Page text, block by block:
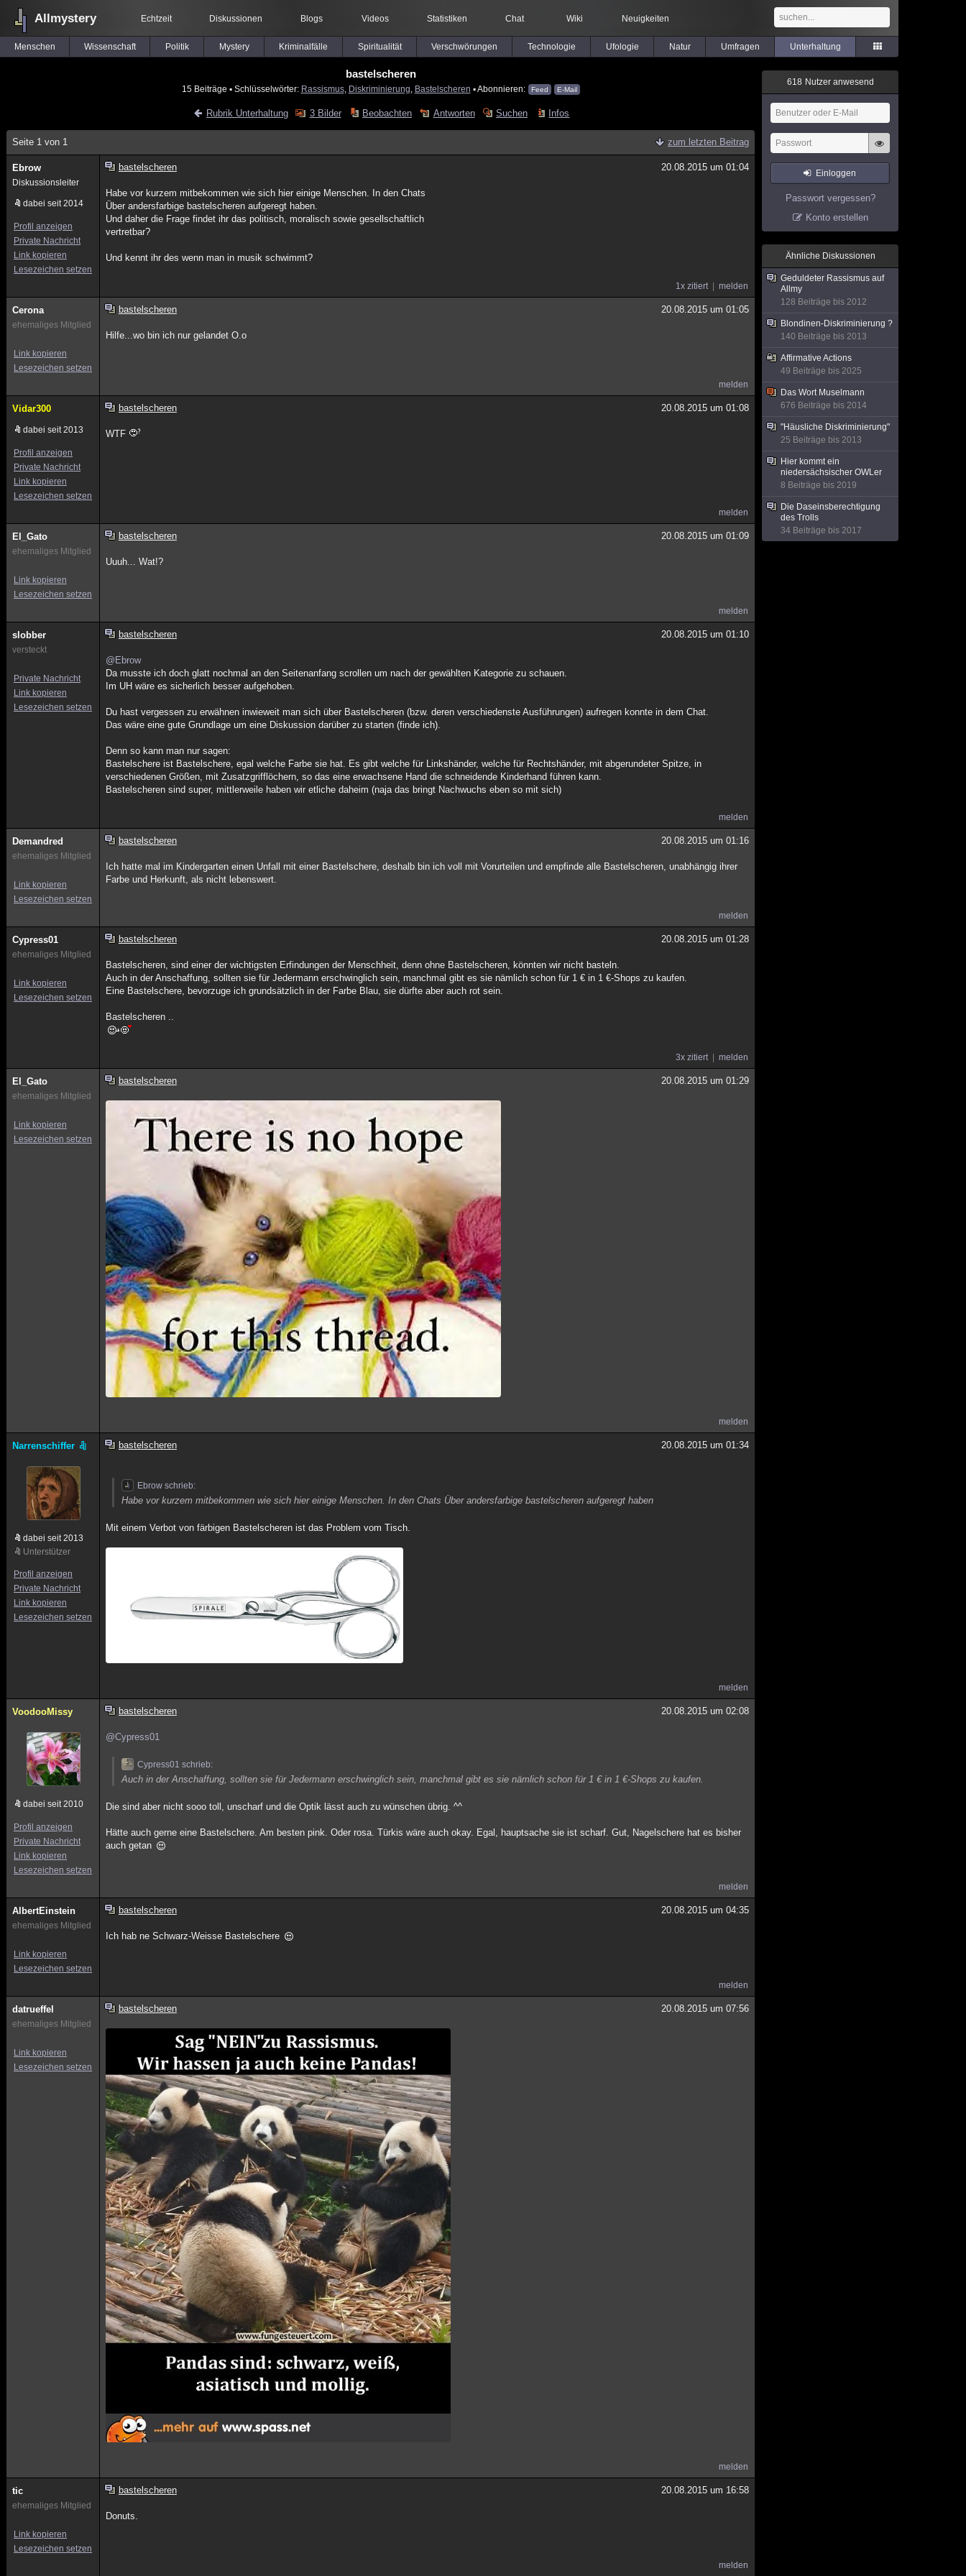
Allmystery Echtzeit Diskussionen Blogs Videos Statistiken Chat Wiki Neuigkeiten
Menschen Wissenschaft Politik Mystery Kriminalfälle Spiritualität Verschwörungen Technologie Ufologie Natur Umfragen Unterhaltung
bastelscheren
15 Beiträge ▪ Schlüsselwörter: Rassismus, Diskriminierung Bastelscheren ▪ Abonnieren: Feed E-Mail
Rubrik Unterhaltung 3 Bilder Beobachten Antworten Suchen Infos
Seite 1 von 1 zum letzten Beitrag
Ebrow
Diskussionsleiter
dabei seit 2014
Profil anzeigen
Private Nachricht
Link kopieren
Lesezeichen setzen
bastelscheren 20.08.2015 um 01:04
Habe vor kurzem mitbekommen wie sich hier einige Menschen. In den Chats
Über andersfarbige bastelscheren aufgeregt haben.
Und daher die Frage findet ihr das politisch, moralisch sowie gesellschaftlich
vertretbar?
Und kennt ihr des wenn man in musik schwimmt?
1x zitiert melden
Cerona
ehemaliges Mitglied
Link kopieren
Lesezeichen setzen
bastelscheren 20.08.2015 um 01:05
Hilfe...wo bin ich nur gelandet O.o
melden
Vidar300
dabei seit 2013
Profil anzeigen
Private Nachricht
Link kopieren
Lesezeichen setzen
bastelscheren 20.08.2015 um 01:08
WTF
melden
El_Gato
ehemaliges Mitglied
Link kopieren
Lesezeichen setzen
bastelscheren 20.08.2015 um 01:09
Uuuh... Wat!?
melden
slobber
versteckt
Private Nachricht
Link kopieren
Lesezeichen setzen
bastelscheren 20.08.2015 um 01:10
@Ebrow
Da musste ich doch glatt nochmal an den Seitenanfang scrollen um nach der gewählten Kategorie zu schauen.
Im UH wäre es sicherlich besser aufgehoben.
Du hast vergessen zu erwähnen inwieweit man sich über Bastelscheren (bzw. deren verschiedenste Ausführungen) aufregen konnte in dem Chat.
Das wäre eine gute Grundlage um eine Diskussion darüber zu starten (finde ich).
Denn so kann man nur sagen:
Bastelschere ist Bastelschere, egal welche Farbe sie hat. Es gibt welche für Linkshänder, welche für Rechtshänder, mit abgerundeter Spitze, in
verschiedenen Größen, mit Zusatzgrifflöchern, so das eine erwachsene Hand die schneidende Kinderhand führen kann.
Bastelscheren sind super, mittlerweile haben wir etliche daheim (naja das bringt Nachwuchs eben so mit sich)
melden
Demandred
ehemaliges Mitglied
Link kopieren
Lesezeichen setzen
bastelscheren 20.08.2015 um 01:16
Ich hatte mal im Kindergarten einen Unfall mit einer Bastelschere, deshalb bin ich voll mit Vorurteilen und empfinde alle Bastelscheren, unabhängig ihrer
Farbe und Herkunft, als nicht lebenswert.
melden
Cypress01
ehemaliges Mitglied
Link kopieren
Lesezeichen setzen
bastelscheren 20.08.2015 um 01:28
Bastelscheren, sind einer der wichtigsten Erfindungen der Menschheit, denn ohne Bastelscheren, könnten wir nicht basteln.
Auch in der Anschaffung, sollten sie für Jedermann erschwinglich sein, manchmal gibt es sie nämlich schon für 1 € in 1 €-Shops zu kaufen.
Eine Bastelschere, bevorzuge ich grundsätzlich in der Farbe Blau, sie dürfte aber auch rot sein.
Bastelscheren ..
3x zitiert melden
El_Gato
ehemaliges Mitglied
Link kopieren
Lesezeichen setzen
bastelscheren 20.08.2015 um 01:29
melden
Narrenschiffer
dabei seit 2013
Unterstützer
Profil anzeigen
Private Nachricht
Link kopieren
Lesezeichen setzen
bastelscheren 20.08.2015 um 01:34
Ebrow schrieb:
Habe vor kurzem mitbekommen wie sich hier einige Menschen. In den Chats Über andersfarbige bastelscheren aufgeregt haben
Mit einem Verbot von färbigen Bastelscheren ist das Problem vom Tisch.
melden
VoodooMissy
dabei seit 2010
Profil anzeigen
Private Nachricht
Link kopieren
Lesezeichen setzen
bastelscheren 20.08.2015 um 02:08
@Cypress01
Cypress01 schrieb:
Auch in der Anschaffung, sollten sie für Jedermann erschwinglich sein, manchmal gibt es sie nämlich schon für 1 € in 1 €-Shops zu kaufen.
Die sind aber nicht sooo toll, unscharf und die Optik lässt auch zu wünschen übrig. ^^
Hätte auch gerne eine Bastelschere. Am besten pink. Oder rosa. Türkis wäre auch okay. Egal, hauptsache sie ist scharf. Gut, Nagelschere hat es bisher
auch getan
melden
AlbertEinstein
ehemaliges Mitglied
Link kopieren
Lesezeichen setzen
bastelscheren 20.08.2015 um 04:35
Ich hab ne Schwarz-Weisse Bastelschere
melden
datrueffel
ehemaliges Mitglied
Link kopieren
Lesezeichen setzen
bastelscheren 20.08.2015 um 07:56
melden
tic
ehemaliges Mitglied
Link kopieren
Lesezeichen setzen
bastelscheren 20.08.2015 um 16:58
Donuts.
melden
618 Nutzer anwesend
Einloggen
Passwort vergessen?
Konto erstellen
Ähnliche Diskussionen
Geduldeter Rassismus auf
Allmy
128 Beiträge bis 2012
Blondinen-Diskriminierung ?
140 Beiträge bis 2013
Affirmative Actions
49 Beiträge bis 2025
Das Wort Muselmann
676 Beiträge bis 2014
"Häusliche Diskriminierung"
25 Beiträge bis 2013
Hier kommt ein
niedersächsischer OWLer
8 Beiträge bis 2019
Die Daseinsberechtigung
des Trolls
34 Beiträge bis 2017